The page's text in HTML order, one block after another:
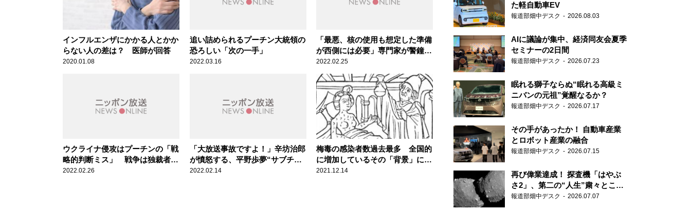
インフルエンザにかかる人とかか
らない人の差は？ 医師が回答
2020.01.08
追い詰められるプーチン大統領の
恐ろしい「次の一手」
2022.03.16
「最悪、核の使用も想定した準備
が西側には必要」専門家が警鐘を
鳴らすプーチン大統領の“精神状
態”
2022.02.25
ウクライナ侵攻はプーチンの「戦
略的判断ミス」 戦争は独裁者が
「誤算」したときに起きる
2022.02.26
「大放送事故ですよ！」辛坊治郎
が憤怒する、平野歩夢“サブチャ
ンネル切り替え”の酷さ
2022.02.14
梅毒の感染者数過去最多 全国的
に増加しているその「背景」に辛
坊治郎が警鐘
2021.12.14
た軽自動車EV
報道部畑中デスク 2026.08.03
AIに議論が集中、経済同友会夏季
セミナーの2日間
報道部畑中デスク 2026.07.23
眠れる獅子ならぬ“眠れる高級ミ
ニバンの元祖”覚醒なるか？
報道部畑中デスク 2026.07.17
その手があったか！ 自動車産業
とロボット産業の融合
報道部畑中デスク 2026.07.15
再び偉業達成！ 探査機「はやぶ
さ2」、第二の“人生”粛々とこな
す
報道部畑中デスク 2026.07.07